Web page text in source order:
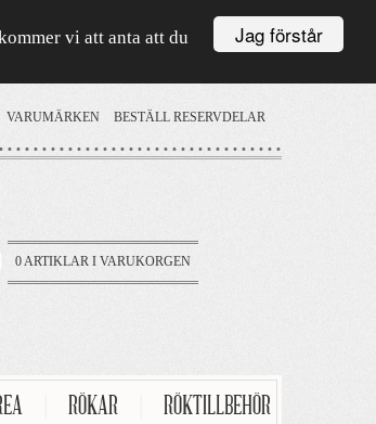
Jag förstår
vi att anta att du
VARUMÄRKEN BESTÄLL RESERVDELAR
0 ARTIKLAR I VARUKORGEN
RÖKAR
RÖKTILLBEHÖR